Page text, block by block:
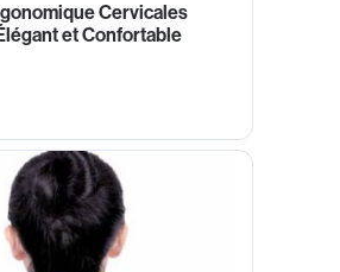
Cervicales
et Confortable